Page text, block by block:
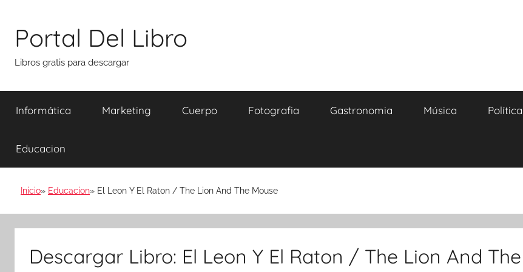
contenido
Portal Del Libro
Libros gratis para descargar
Informática Marketing Cuerpo Fotografia Gastronomia Música Política
Educacion
Inicio Educacion El Leon Y El Raton / The Lion And The Mouse
Descargar Libro: El Leon Y El Raton / The Lion And The